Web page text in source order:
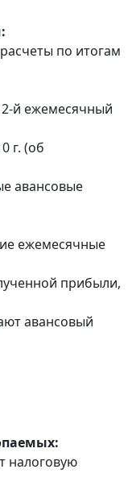
по итогам
й ежемесячный
г. (об
авансовые
ежемесячные
прибыли,
авансовый
налоговую